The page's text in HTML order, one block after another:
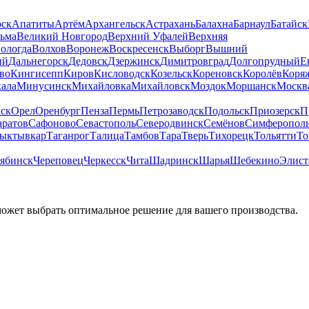
АпатитыАртёмАрхангельскАстраханьБалахнаБарнаулБатайск
Великий НовгородВерхний УфалейВерхняя
ВолховВоронежВоскресенскВыборгВышний
ДальнегорскДедовскДзержинскДимитровградДолгопрудный
КингисеппКировКисловодскКозельскКореновскКоролёв
МинусинскМихайловкаМихайловскМоздокМоршанск
ОрелОренбургПензаПермьПетрозаводскПодольскПриозерск
СафоновоСевастопольСеверодвинскСемёнов
ТаганрогТалицаТамбовТараТверьТихорецкТольятти
ЧереповецЧеркесскЧитаШадринскШарьяШебекино
выбрать оптимальное решение для вашего производства.